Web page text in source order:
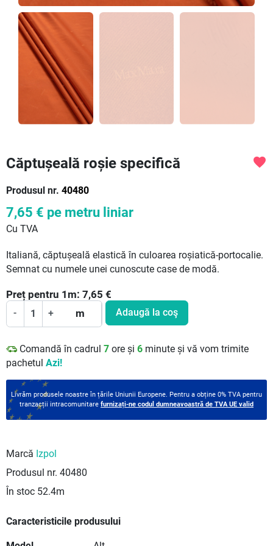
Căptușeală roșie specifică
Produsul nr. 40480
favorite
7,65 € pe metru liniar
Cu TVA
Italiană, căptușeală elastică în culoarea roșiatică-portocalie.
Semnat cu numele unei cunoscute case de modă.
Preț pentru 1 m: 7,65 €
- + m Adaugă la coş
Comandă în cadrul 7 ore și 6 minute și vă vom trimite
pachetul Azi!
Livrăm produsele noastre în țările Uniunii Europene. Pentru a obține 0% TVA pentru
tranzacții intracomunitare furnizați-ne codul dumneavoastră de TVA UE valid
Marcă Izpol
Produsul nr. 40480
În stoc 52.4m
Caracteristicile produsului